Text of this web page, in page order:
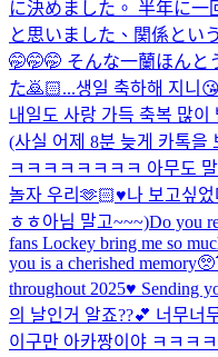
に決めました。 半年に一
と思いました、関係とい
🤭🤭🤭 そんな一蘭ほんと
た🙇🏻...생일 축하해 지니😘
내일도 사랑 가득 축복 많
(사실 어제 8분 늦게 카톡을
ㅋㅋㅋㅋㅋㅋㅋㅋ 아무도
놀자 우리🫶🏻♥️나 보고싶
ㅎㅎ아님 말고~~~)Do you
fans Lockey bring me so
you is a cherished
throughout 2025♥️ Sending
의 날인거 알죠??💕 너무너
이구만 아카짱이야 ㅋㅋㅋ